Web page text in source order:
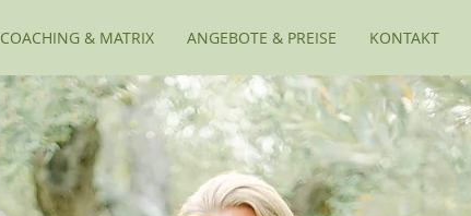
COACHING & MATRIX ANGEBOTE & PREISE KONTAKT